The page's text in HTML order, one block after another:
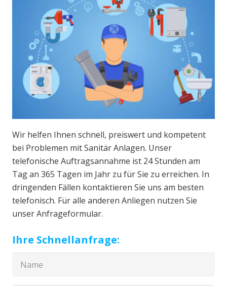
Wir helfen Ihnen schnell, preiswert und kompetent
bei Problemen mit Sanitär Anlagen. Unser
telefonische Auftragsannahme ist 24 Stunden am
Tag an 365 Tagen im Jahr zu für Sie zu erreichen. In
dringenden Fällen kontaktieren Sie uns am besten
telefonisch. Für alle anderen Anliegen nutzen Sie
unser Anfrageformular.
Ihre Schnellanfrage: